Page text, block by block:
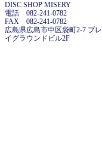
DISC SHOP MISERY
電話 082-241-0782
FAX 082-241-0782
広島県広島市中区袋町2-7 プレ
イグラウンドビル2F